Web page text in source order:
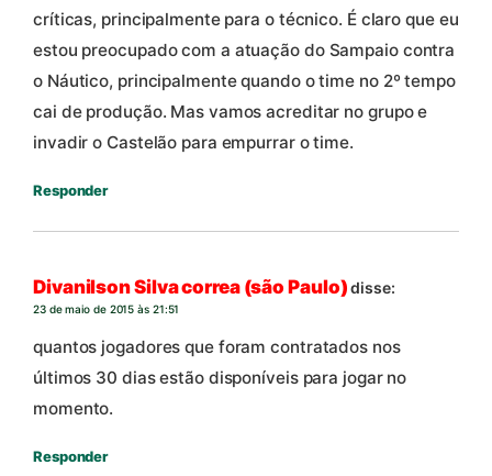
críticas, principalmente para o técnico. É claro que eu
estou preocupado com a atuação do Sampaio contra
o Náutico, principalmente quando o time no 2º tempo
cai de produção. Mas vamos acreditar no grupo e
invadir o Castelão para empurrar o time.
Responder
Divanilson Silva correa (são Paulo) disse:
23 de maio de 2015 às 21:51
quantos jogadores que foram contratados nos
últimos 30 dias estão disponíveis para jogar no
momento.
Responder